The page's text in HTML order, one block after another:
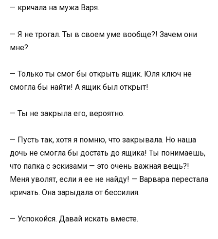
— кричала на мужа Варя.
— Я не трогал. Ты в своем уме вообще?! Зачем они
мне?
— Только ты смог бы открыть ящик. Юля ключ не
смогла бы найти! А ящик был открыт!
— Ты не закрыла его, вероятно.
— Пусть так, хотя я помню, что закрывала. Но наша
дочь не смогла бы достать до ящика! Ты понимаешь,
что папка с эскизами — это очень важная вещь?!
Меня уволят, если я ее не найду! — Варвара перестала
кричать. Она зарыдала от бессилия.
— Успокойся. Давай искать вместе.